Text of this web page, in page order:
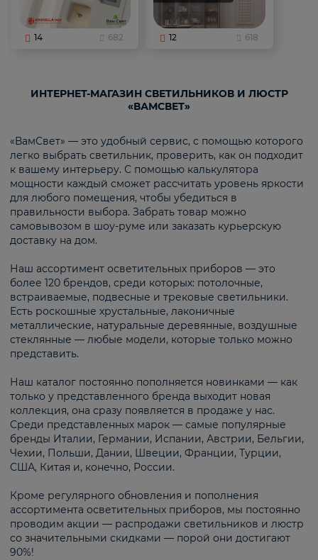
14 682 12 618
ИНТЕРНЕТ-МАГАЗИН СВЕТИЛЬНИКОВ И ЛЮСТР
«ВАМСВЕТ»
«ВамСвет» — это удобный сервис, с помощью которого
легко выбрать светильник, проверить, как он подходит
к вашему интерьеру. С помощью калькулятора
мощности каждый сможет рассчитать уровень яркости
для любого помещения, чтобы убедиться в
правильности выбора. Забрать товар можно
самовывозом в шоу-руме или заказать курьерскую
доставку на дом.
Наш ассортимент осветительных приборов — это
более 120 брендов, среди которых: потолочные,
встраиваемые, подвесные и трековые светильники.
Есть роскошные хрустальные, лаконичные
металлические, натуральные деревянные, воздушные
стеклянные — любые модели, которые только можно
представить.
Наш каталог постоянно пополняется новинками — как
только у представленного бренда выходит новая
коллекция, она сразу появляется в продаже у нас.
Среди представленных марок — самые популярные
бренды Италии, Германии, Испании, Австрии, Бельгии,
Чехии, Польши, Дании, Швеции, Франции, Турции,
США, Китая и, конечно, России.
Кроме регулярного обновления и пополнения
ассортимента осветительных приборов, мы постоянно
проводим акции — распродажи светильников и люстр
со значительными скидками — порой они достигают
90%!